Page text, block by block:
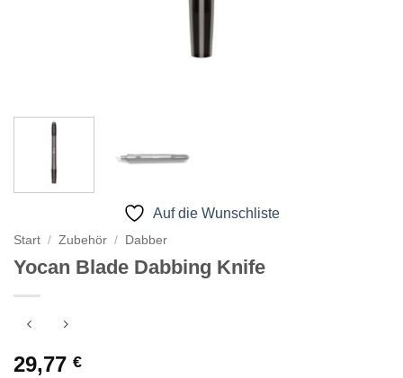
Auf die Wunschliste
Start / Zubehör / Dabber
Yocan Blade Dabbing Knife
29,77 €